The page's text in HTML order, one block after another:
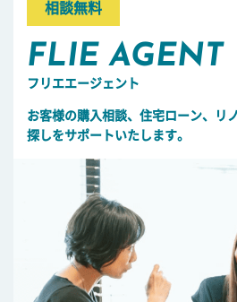
相談無料
FLIE AGENT
フリエエージェント
お客様の購入相談、住宅ローン、リ
探しをサポートいたします。